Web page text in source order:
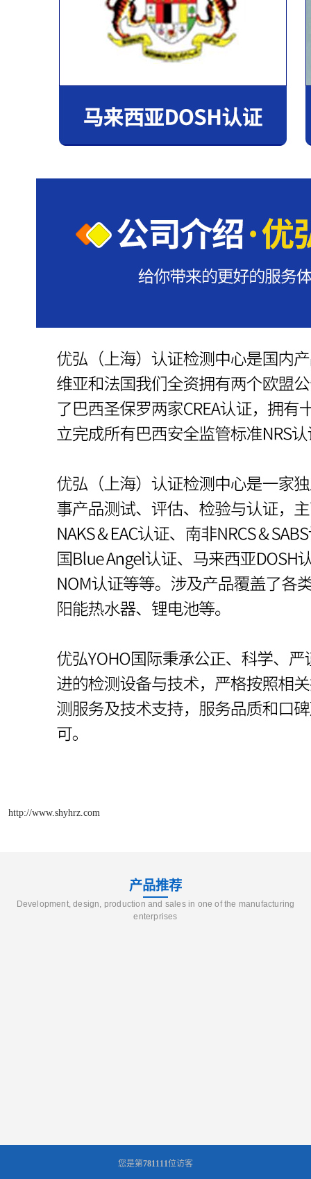
http://www.shyhrz.com
产品推荐
Development, design, production and sales in one of the manufacturing
enterprises
您是第781111位访客